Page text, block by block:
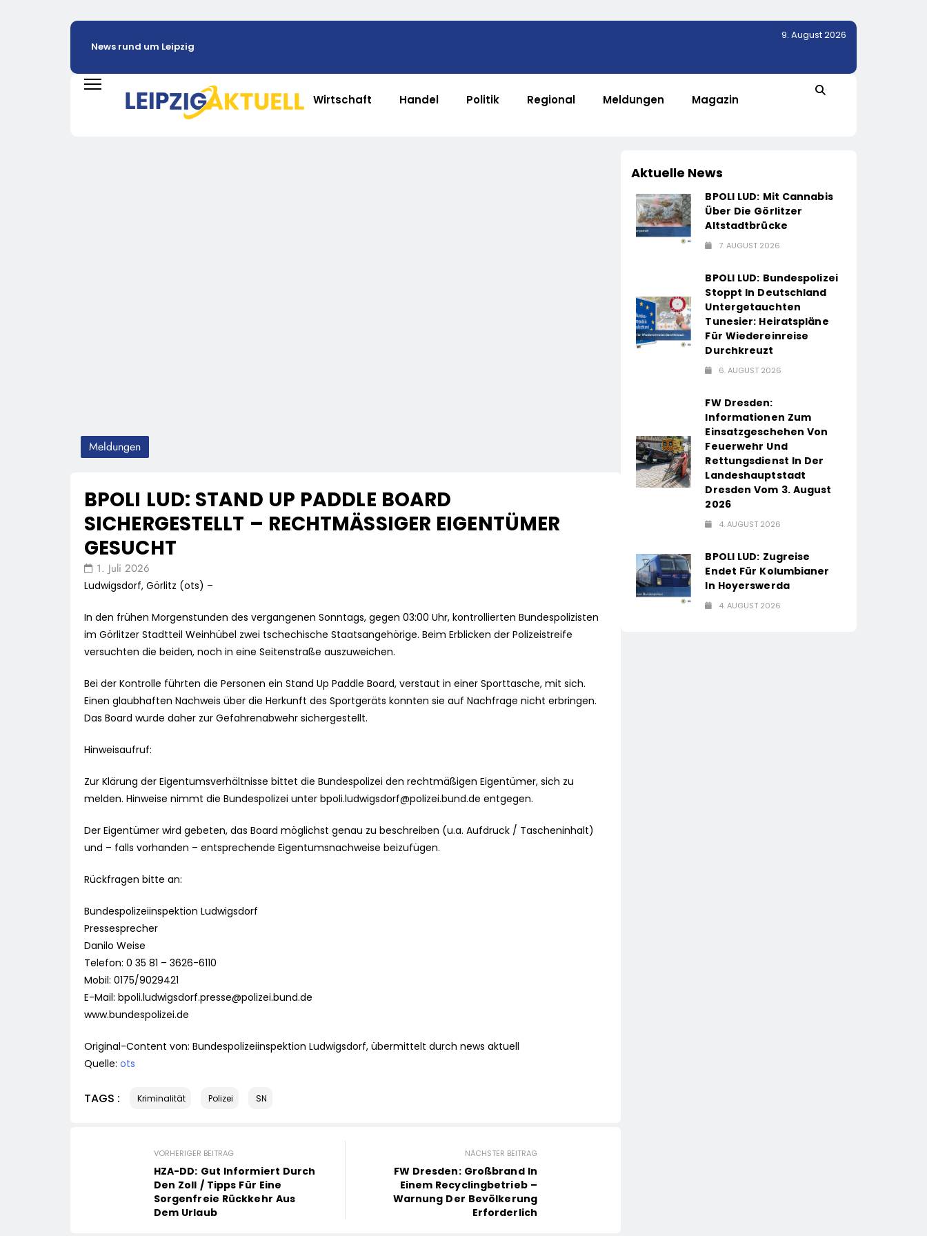
News rund um Leipzig
9. August 2026
Wirtschaft Handel Politik Regional Meldungen Magazin
Meldungen
BPOLI LUD: STAND UP PADDLE BOARD
SICHERGESTELLT – RECHTMÄSSIGER EIGENTÜMER G
ESUCHT
1. Juli 2026
Ludwigsdorf, Görlitz (ots) –
In den frühen Morgenstunden des vergangenen Sonntags, gegen 03:00 Uhr, kontrollierten Bundespolizisten
im Görlitzer Stadtteil Weinhübel zwei tschechische Staatsangehörige. Beim Erblicken der Polizeistreife
versuchten die beiden, noch in eine Seitenstraße auszuweichen.
Bei der Kontrolle führten die Personen ein Stand Up Paddle Board, verstaut in einer Sporttasche, mit sich.
Einen glaubhaften Nachweis über die Herkunft des Sportgeräts konnten sie auf Nachfrage nicht erbringen.
Das Board wurde daher zur Gefahrenabwehr sichergestellt.
Hinweisaufruf:
Zur Klärung der Eigentumsverhältnisse bittet die Bundespolizei den rechtmäßigen Eigentümer, sich zu
melden. Hinweise nimmt die Bundespolizei unter bpoli.ludwigsdorf@polizei.bund.de entgegen.
Der Eigentümer wird gebeten, das Board möglichst genau zu beschreiben (u.a. Aufdruck / Tascheninhalt)
und – falls vorhanden – entsprechende Eigentumsnachweise beizufügen.
Rückfragen bitte an:
Bundespolizeiinspektion Ludwigsdorf
Pressesprecher
Danilo Weise
Telefon: 0 35 81 – 3626-6110
Mobil: 0175/9029421
E-Mail: bpoli.ludwigsdorf.presse@polizei.bund.de
www.bundespolizei.de
Original-Content von: Bundespolizeiinspektion Ludwigsdorf, übermittelt durch news aktuell
Quelle: ots
TAGS : Kriminalität Polizei SN
VORHERIGER BEITRAG
HZA-DD: Gut Informiert Durch
Den Zoll / Tipps Für Eine
Sorgenfreie Rückkehr Aus
Dem Urlaub
NÄCHSTER BEITRAG
FW Dresden: Großbrand In
Einem Recyclingbetrieb –
Warnung Der Bevölkerung
Erforderlich
Aktuelle News
BPOLI LUD: Mit Cannabis
Über Die Görlitzer
Altstadtbrücke
7. AUGUST 2026
BPOLI LUD: Bundespolizei
Stoppt In Deutschland
Untergetauchten
Tunesier: Heiratspläne
Für Wiedereinreise
Durchkreuzt
6. AUGUST 2026
FW Dresden:
Informationen Zum
Einsatzgeschehen Von
Feuerwehr Und
Rettungsdienst In Der
Landeshauptstadt
Dresden Vom 3. August
2026
4. AUGUST 2026
BPOLI LUD: Zugreise
Endet Für Kolumbianer
In Hoyerswerda
4. AUGUST 2026